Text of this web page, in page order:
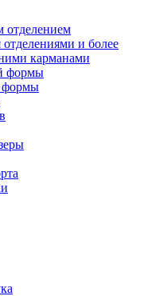
отделением
и более
карманами
формы
формы